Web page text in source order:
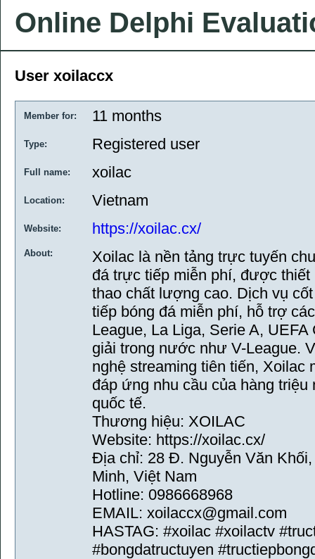
Online Delphi
User xoilaccx
Member for: 11 months
Type: Registered user
Full name: xoilac
Location: Vietnam
Website: https://xoilac.cx/
About:
Xoilac là nền tảng trực tuyến
đá trực tiếp miễn phí, được
thao chất lượng cao. Dịch vụ
tiếp bóng đá miễn phí, hỗ trợ
League, La Liga, Serie A,
giải trong nước như V-League.
nghệ streaming tiên tiến, Xoilac
đáp ứng nhu cầu của hàng
quốc tế.
Thương hiệu: XOILAC
Website: https://xoilac.cx/
Địa chỉ: 28 Đ. Nguyễn Văn
Minh, Việt Nam
Hotline: 0986668968
EMAIL: xoilaccx@gmail.com
HASTAG: #xoilac #xoilactv
#bongdatructuyen